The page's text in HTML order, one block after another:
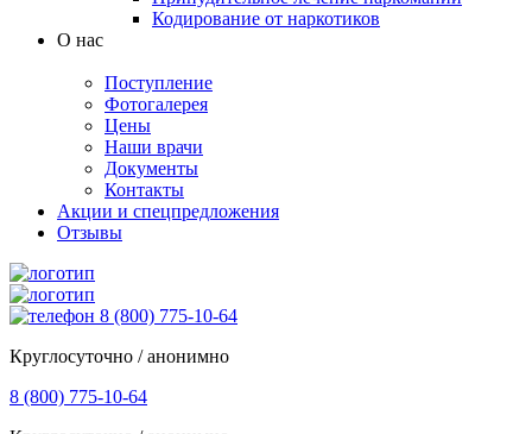
Кодирование от наркотиков
О нас
Поступление
Фотогалерея
Цены
Наши врачи
Документы
Контакты
Акции и спецпредложения
Отзывы
8 (800) 775-10-64
Круглосуточно / анонимно
8 (800) 775-10-64